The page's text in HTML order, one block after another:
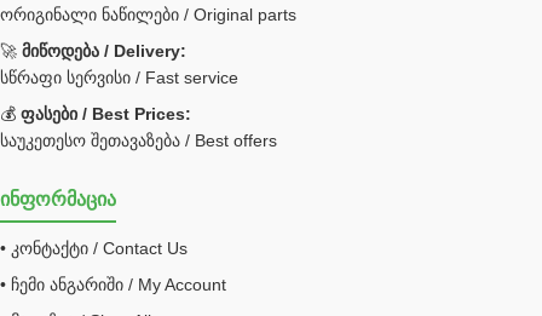
Bobcat ფილტრი
Caterpillar ფილტრი
JCB ფილტრი
ქვაბი გათბობა მილები
შემაერთებელი / გადამყვანი UNF ORFS
შემაერთებელი BSPP /გადამყვანი
შესაფუთი მანქანა ვაკუმით
ორიგინალი ნაწილები / Original parts
🚀 მიწოდება / Delivery:
სწრაფი სერვისი / Fast service
💰 ფასები / Best Prices:
საუკეთესო შეთავაზება / Best offers
ინფორმაცია
• კონტაქტი / Contact Us
• ჩემი ანგარიში / My Account